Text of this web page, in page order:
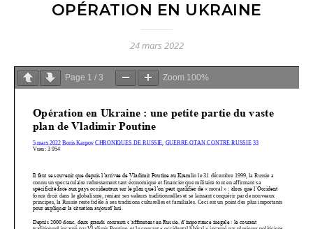
OPÉRATION EN UKRAINE
24 mars 2022
Page 1 / 3 Zoom 100%